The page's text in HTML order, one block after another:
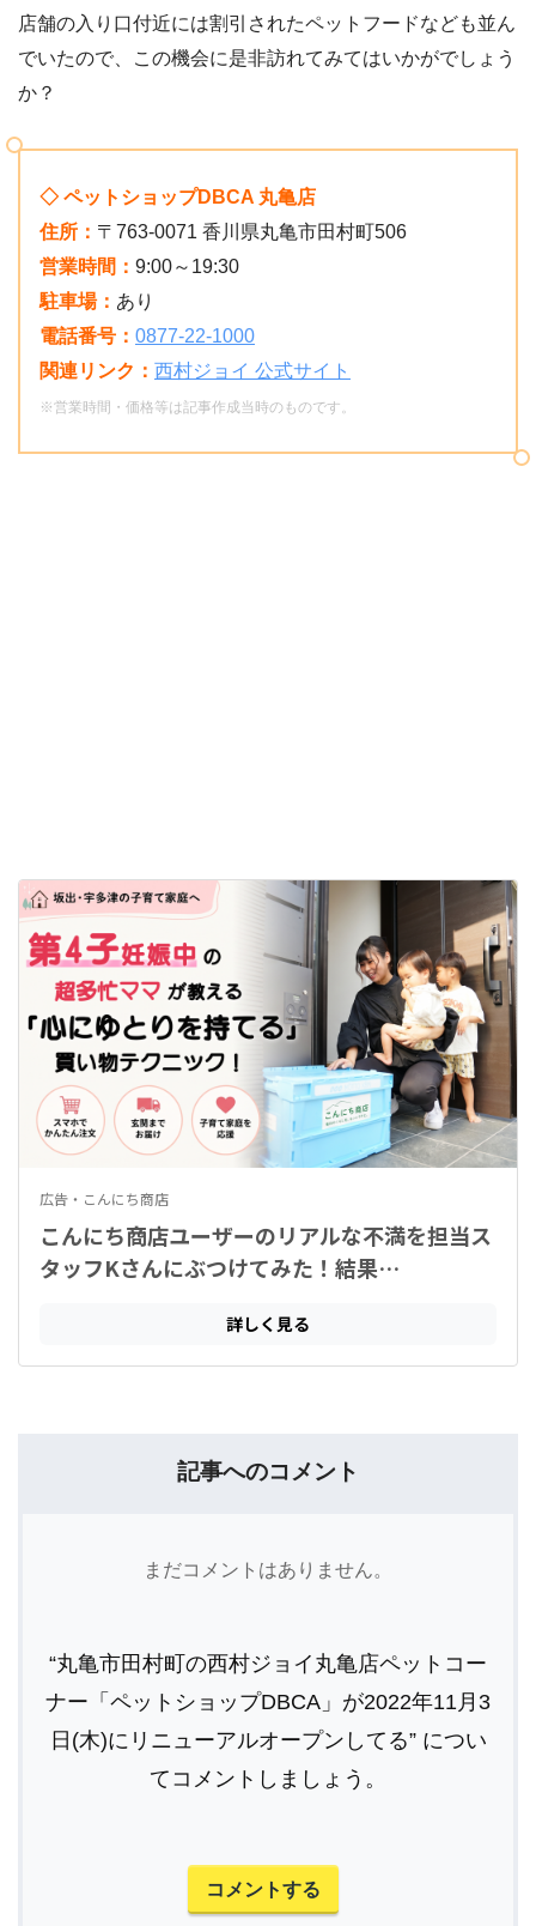
店舗の入り口付近には割引されたペットフードなども並ん
でいたので、この機会に是非訪れてみてはいかがでしょう
か？
◇ ペットショップDBCA 丸亀店
住所： 〒763-0071 香川県丸亀市田村町506
営業時間： 9:00～19:30
駐車場： あり
電話番号： 0877-22-1000
関連リンク： 西村ジョイ 公式サイト
※営業時間・価格等は記事作成当時のものです。
記事へのコメント
まだコメントはありません。
“丸亀市田村町の西村ジョイ丸亀店ペットコー
ナー「ペットショップDBCA」が2022年11月3
日(木)にリニューアルオープンしてる” につい
てコメントしましょう。
コメントする